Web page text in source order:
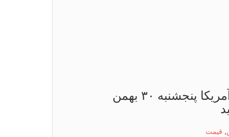
در صرافی های بانكی؛ قیمت دلار آمریكا پنجشنبه ۳۰ بهمن
, قیمت